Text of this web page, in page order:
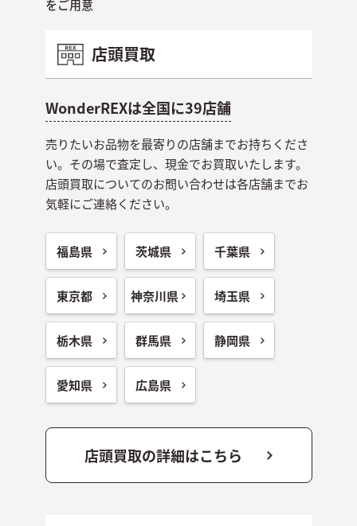
をご用意
店頭買取
WonderREXは全国に39店舗
売りたいお品物を最寄りの店舗までお持ちくださ
い。その場で査定し、現金でお買取いたします。
店頭買取についてのお問い合わせは各店舗までお
気軽にご連絡ください。
福島県 茨城県 千葉県
東京都 神奈川県 埼玉県
栃木県 群馬県 静岡県
愛知県 広島県
店頭買取の詳細はこちら